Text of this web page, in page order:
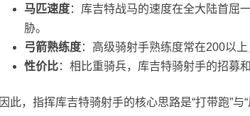
马匹速度：库吉特战马的速度在全大陆首屈
胁。
弓箭熟练度：高级骑射手熟练度常在200以
性价比：相比重骑兵，库吉特骑射手的招募
因此，指挥库吉特骑射手的核心思路是“打带跑”与